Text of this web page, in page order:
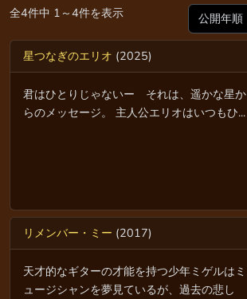
全4件中 1～4件を表示
星つなぎのエリオ (2025)
君はひとりじゃないー それは、遥かな星か
らのメッセージ。 主人公エリオはいつもひ...
リメンバー・ミー (2017)
天才的なギターの才能を持つ少年ミゲルはミ
ュージシャンを夢見ているが、過去の悲し